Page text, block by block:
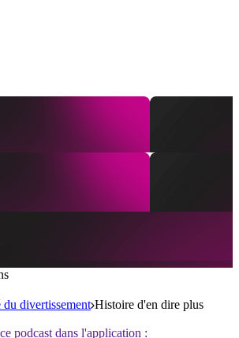
divertissement Histoire d'en dire plus
podcast dans l'application :